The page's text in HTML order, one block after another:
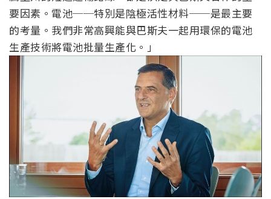
要因素。電池──特別是陰極活性材料──是最主要
的考量。我們非常高興能與巴斯夫一起用環保的電池
生產技術將電池批量生產化。」